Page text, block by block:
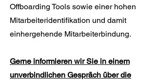
Offboarding Tools sowie einer hohen
Mitarbeiteridentifikation und damit
einhergehende Mitarbeiterbindung.
Gerne informieren wir Sie in einem
unverbindlichen Gespräch über die